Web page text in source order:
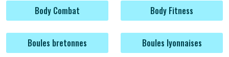
Body Combat Body Fitness
Boules bretonnes Boules lyonnaises